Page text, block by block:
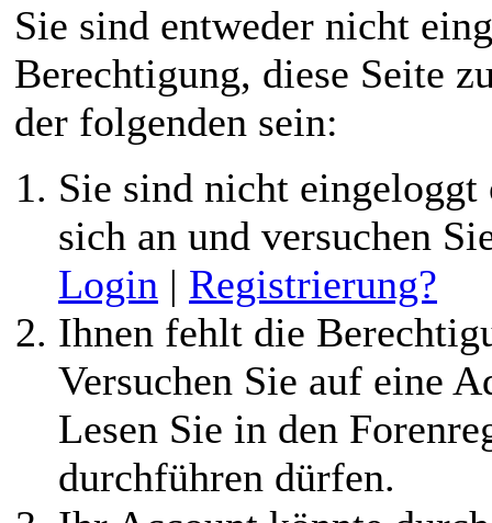
Sie sind entweder nicht
Berechtigung, diese Seite
der folgenden sein:
Sie sind nicht
sich an und versuchen
Login | Registrierung?
Ihnen fehlt die
Versuchen Sie auf eine
Lesen Sie in den
durchführen dürfen.